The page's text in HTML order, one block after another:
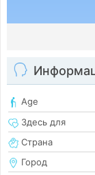
Age
Здесь для
Страна
Город